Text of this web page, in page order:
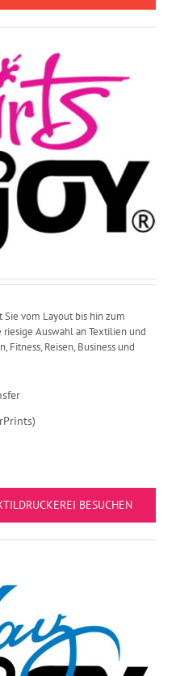
Sie vom Layout bis hin zum
Auswahl an Textilien und
Fitness, Reisen, Business und
BESUCHEN